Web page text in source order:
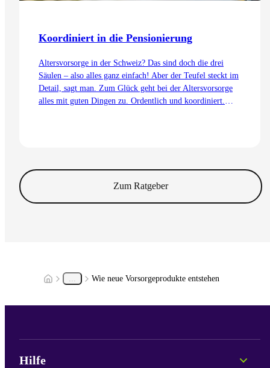
Koordiniert in die Pensionierung
Altersvorsorge in der Schweiz? Das sind doch die drei
Säulen – also alles ganz einfach! Aber der Teufel steckt im
Detail, sagt man. Zum Glück geht bei der Altersvorsorge
alles mit guten Dingen zu. Ordentlich und koordiniert.
Zum Ratgeber
... Wie neue Vorsorgeprodukte entstehen
Hilfe